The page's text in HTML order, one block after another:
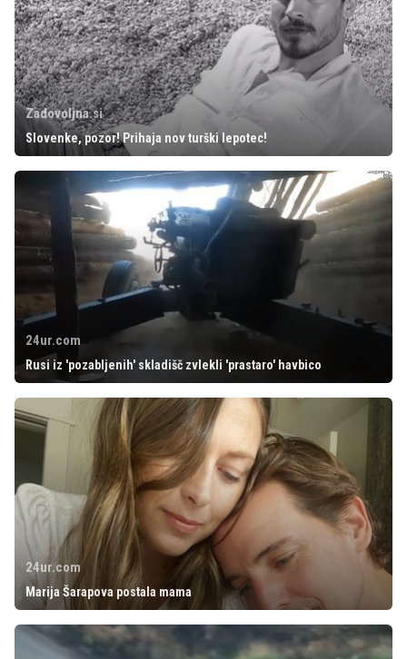
Zadovoljna.si
Slovenke, pozor! Prihaja nov turški lepotec!
24ur.com
Rusi iz 'pozabljenih' skladišč zvlekli 'prastaro' havbico
24ur.com
Marija Šarapova postala mama